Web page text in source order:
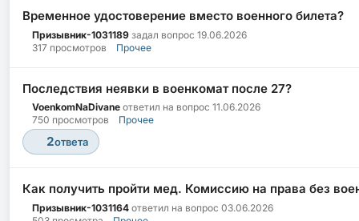
Временное удостоверение вместо военного билета?
Призывник-1031189 задал вопрос 19.06.2026
317 просмотров
Прочее
Последствия неявки в военкомат после 27?
VoenkomNaDivane ответил на вопрос 11.06.2026
750 просмотров
Прочее
2ответа
Как получить пройти мед. Комиссию на права без
Призывник-1031164 ответил на вопрос 03.06.2026